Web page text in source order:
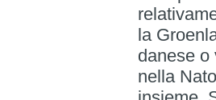
la
danese o
nella